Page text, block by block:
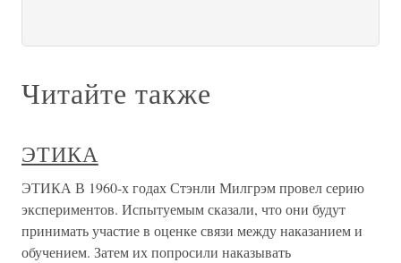
Читайте также
ЭТИКА
ЭТИКА В 1960-х годах Стэнли Милгрэм провел серию
экспериментов. Испытуемым сказали, что они будут
принимать участие в оценке связи между наказанием и
обучением. Затем их попросили наказывать